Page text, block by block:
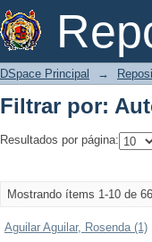
Filtrar por:
DSpace Principal →
Filtrar por:
Resultados por página:
Mostrando ítems 1-10 de 66
Aguilar Aguilar, Rosenda (1)